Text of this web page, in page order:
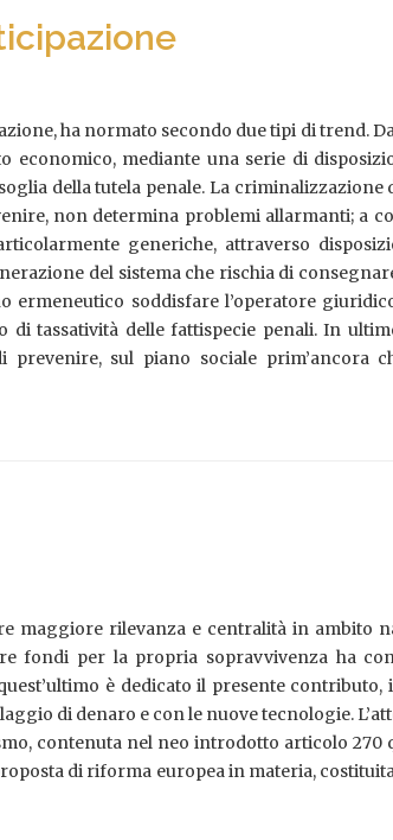
ha normato secondo due tipi di trend.
economico, mediante una serie di
della tutela penale. La criminalizzazione
non determina problemi allarmanti; a
generiche, attraverso
del sistema che rischia di
ermeneutico soddisfare l’operatore
tassatività delle fattispecie penali. In
sul piano sociale prim’ancora
maggiore rilevanza e centralità in ambito
fondi per la propria sopravvivenza ha
è dedicato il presente contributo,
di denaro e con le nuove tecnologie.
contenuta nel neo introdotto articolo 270
di riforma europea in materia,